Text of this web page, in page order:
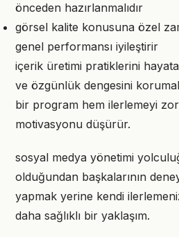
önceden hazırlanmalıdır
görsel kalite konusuna özel
genel performansı iyileştirir
içerik üretimi pratiklerini
ve özgünlük dengesini
bir program hem ilerlemeyi
motivasyonu düşürür.
sosyal medya yönetimi
olduğundan başkalarının
yapmak yerine kendi
daha sağlıklı bir yaklaşım.